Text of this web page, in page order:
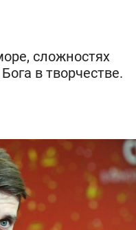
сложностях
в творчестве.